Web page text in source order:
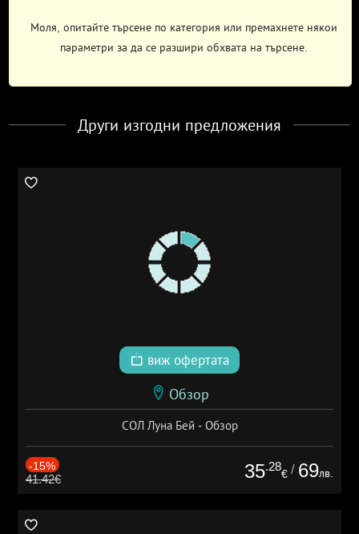
Моля, опитайте търсене по категория или премахнете някои
параметри за да се разшири обхвата на търсене.
Други изгодни предложения
виж офертата
Обзор
СОЛ Луна Бей - Обзор
-15%
41.42€ 35.28
€ / 69лв.